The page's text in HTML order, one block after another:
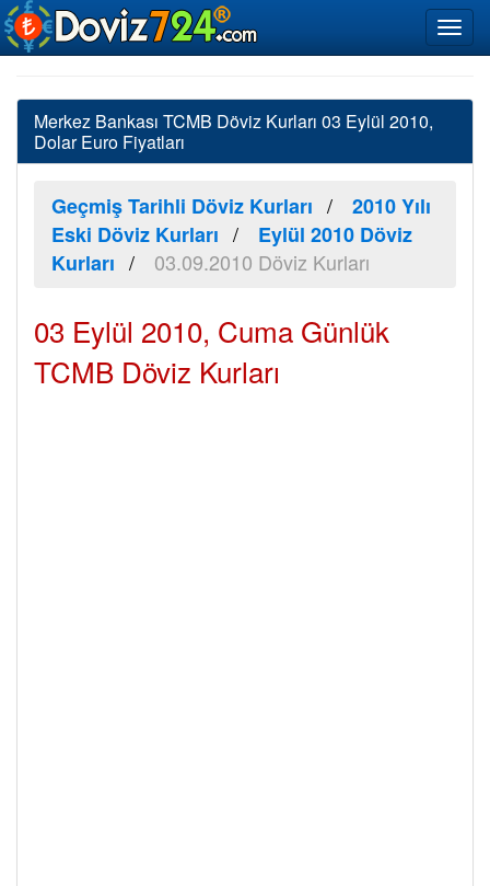
Merkez Bankası TCMB Döviz Kurları 03 Eylül 2010,
Dolar Euro Fiyatları
Geçmiş Tarihli Döviz Kurları
2010 Yılı
Eski Döviz Kurları
Eylül 2010 Döviz
Kurları
03.09.2010 Döviz Kurları
03 Eylül 2010, Cuma Günlük
TCMB Döviz Kurları